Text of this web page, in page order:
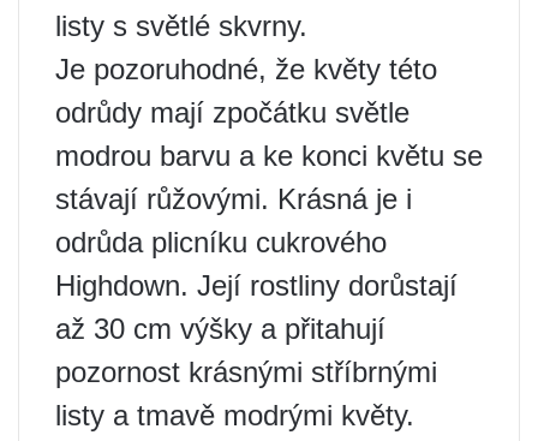
listy s světlé skvrny.
Je pozoruhodné, že květy této
odrůdy mají zpočátku světle
modrou barvu a ke konci květu se
stávají růžovými. Krásná je i
odrůda plicníku cukrového
Highdown. Její rostliny dorůstají
až 30 cm výšky a přitahují
pozornost krásnými stříbrnými
listy a tmavě modrými květy.